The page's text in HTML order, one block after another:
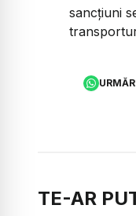
sancțiuni
TE-AR